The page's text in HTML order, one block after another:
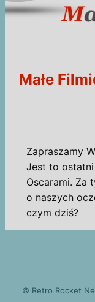
Małe
Zapraszamy
Jest to
Oscarami. Za
o naszych
czym dziś?
© Retro Rocket